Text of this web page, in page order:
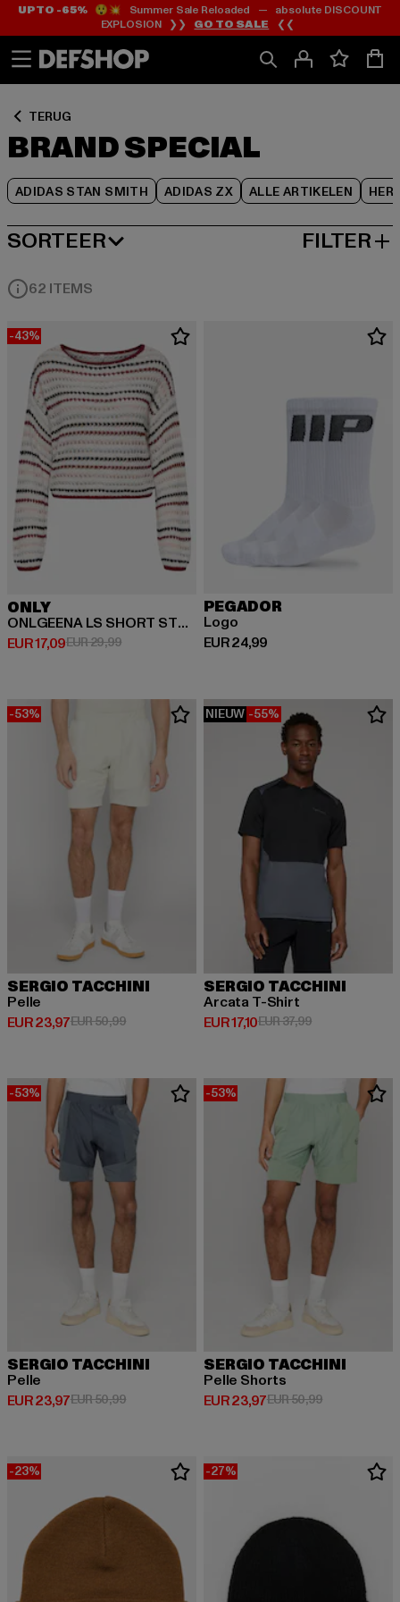
Ga
naar
Ga
naar
UP TO -65%😲💥 Summer Sale Reloaded — absolute DISCOUNT
EXPLOSION ❯❯ GO TO SALE ❮❮
TERUG
BRAND SPECIAL
ADIDAS STAN SMITH ADIDAS ZX ALLE ARTIKELEN
Ga
naar
Rooster
SORTEER
MEEST POPULAIRE FILTER
62 ITEMS
-43%
ONLY
ONLGEENA LS SHORT STRIPE
EUR 17,09
Huidige prijs: EUR 17,09
EUR 29,99Actieprijs: EUR 29,99
PEGADOR
Logo
EUR 24,99
Huidige prijs: EUR 24,99
-53%
SERGIO TACCHINI
Pelle
EUR 23,97
Huidige prijs: EUR 23,97
EUR 50,99Actieprijs: EUR 50,99
NIEUW -55%
SERGIO TACCHINI
Arcata T-Shirt
EUR 17,10
Huidige prijs: EUR 17,10
EUR 37,99Actieprijs: EUR
-53%
SERGIO TACCHINI
Pelle
EUR 23,97
Huidige prijs: EUR 23,97
EUR 50,99Actieprijs: EUR 50,99
-53%
SERGIO TACCHINI
Pelle Shorts
EUR 23,97
Huidige prijs: EUR 23,97
EUR 50,99Actieprijs:
-23% -27%